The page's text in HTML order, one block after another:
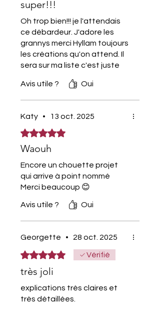
+ annexes techniques
tailles).
Accès direct aux vidéos pas à
pas : blocage, assemblage,
techniques en côtes et cercle
Tailles incluses
DuXS au 8XL– modèle
ample.
Circonférences de 96 à 176
cm selon la taille (voir guide
inclus).
🎚️Niveau
🧶Intermédiaire– accessible
aux débutants motivés.
⏱️Temps de réalisation
🧶Matériel
FilViolette Ernestine
Une Lainière en Touraine
(100 % pure laine française,
texels et charolaises, teint à
la main).
super!!!
Oh trop bien!!! je l'attendais
ce débardeur. J'adore les
grannys merci Hyllam toujours
les créations qu'on attend. Il
sera sur ma liste c'est juste
ces merveilles que tu nous
proposes.....
Avis utile ? Oui
Katy • 13 oct. 2025
Noté 5 sur 5.
Waouh
Encore un chouette projet
qui arrive à point nommé
Merci beaucoup 😊
Avis utile ? Oui
Georgette • 28 oct. 2025
Noté 5 sur 5. Vérifié
très joli
explications très claires et
très détaillées.